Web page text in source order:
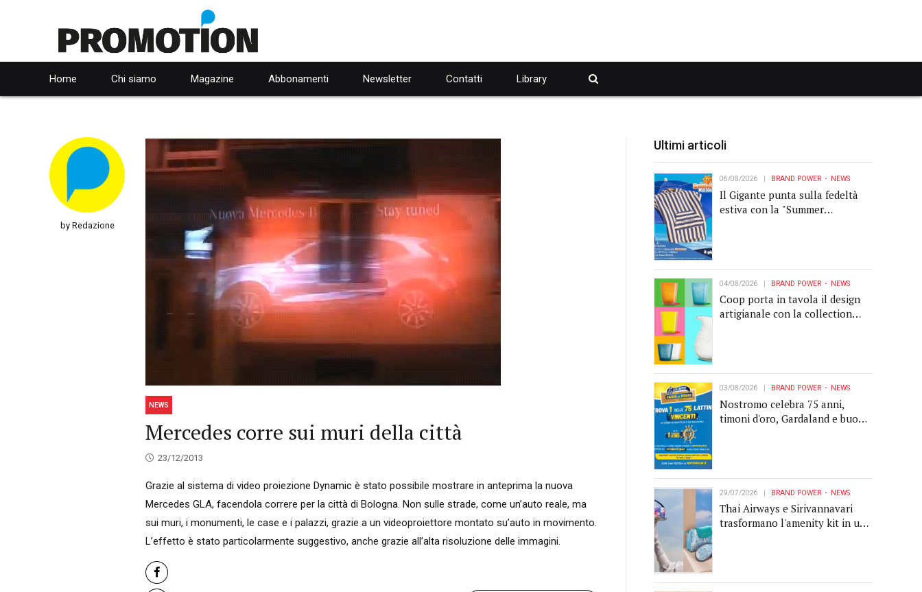
Home Chi siamo Magazine Abbonamenti Newsletter Contatti Library
by Redazione
NEWS
Mercedes corre sui muri della città
23/12/2013
Grazie al sistema di video proiezione Dynamic è stato possibile mostrare in anteprima la nuova
Mercedes GLA, facendola correre per la città di Bologna. Non sulle strade, come un’auto reale, ma
sui muri, i monumenti, le case e i palazzi, grazie a un videoproiettore montato su’auto in movimento.
L’effetto è stato particolarmente suggestivo, anche grazie all’alta risoluzione delle immagini.
Ultimi articoli
06/08/2026 BRAND POWER NEWS
Il Gigante punta sulla fedeltà
estiva con la "Summer
04/08/2026 BRAND POWER NEWS
Coop porta in tavola il design
artigianale con la collection
03/08/2026 BRAND POWER NEWS
Nostromo celebra 75 anni,
timoni d'oro, Gardaland e buoni
29/07/2026 BRAND POWER NEWS
Thai Airways e Sirivannavari
trasformano l'amenity kit in un